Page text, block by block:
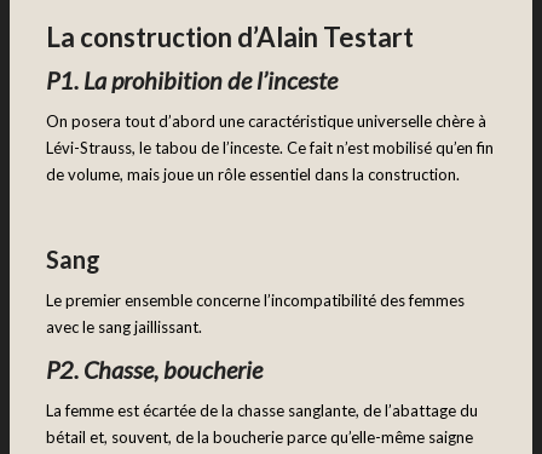
La construction d’Alain Testart
P1. La prohibition de l’inceste
On posera tout d’abord une caractéristique universelle chère à
Lévi-Strauss, le tabou de l’inceste. Ce fait n’est mobilisé qu’en fin
de volume, mais joue un rôle essentiel dans la construction.
Sang
Le premier ensemble concerne l’incompatibilité des femmes
avec le sang jaillissant.
P2. Chasse, boucherie
La femme est écartée de la chasse sanglante, de l’abattage du
bétail et, souvent, de la boucherie parce qu’elle-même saigne